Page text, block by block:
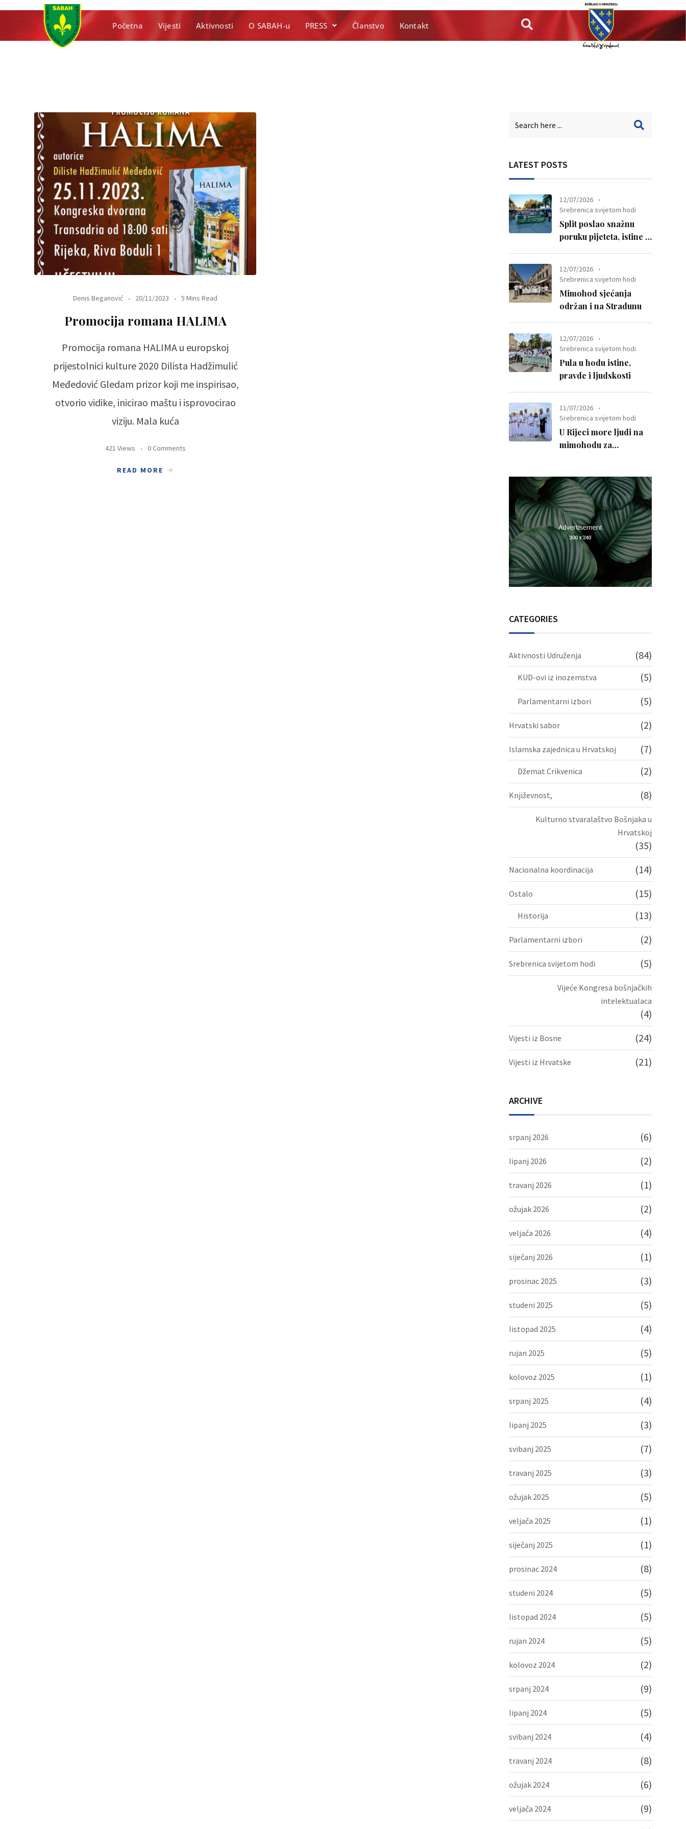
Početna Vijesti Aktivnosti O SABAH-u PRESS Članstvo Kontakt
Denis Beganović 20/11/2023 5 Mins Read
Promocija romana HALIMA
Promocija romana HALIMA u europskoj
prijestolnici kulture 2020 Dilista Hadžimulić
Međedović Gledam prizor koji me inspirisao,
otvorio vidike, inicirao maštu i isprovocirao
viziju. Mala kuća
421 Views 0 Comments
READ MORE
LATEST POSTS
12/07/2026
Srebrenica svijetom hodi
Split poslao snažnu
poruku pijeteta, istine i
12/07/2026
Srebrenica svijetom hodi
Mimohod sjećanja
održan i na Stradunu
12/07/2026
Srebrenica svijetom hodi
Pula u hodu istine,
pravde i ljudskosti
11/07/2026
Srebrenica svijetom hodi
U Rijeci more ljudi na
mimohodu za
CATEGORIES
Aktivnosti Udruženja (84)
KUD-ovi iz inozemstva (5)
Parlamentarni izbori (5)
Hrvatski sabor (2)
Islamska zajednica u Hrvatskoj (7)
Džemat Crikvenica (2)
Književnost, (8)
Kulturno stvaralaštvo Bošnjaka u
Hrvatskoj
(35)
Nacionalna koordinacija (14)
Ostalo (15)
Historija (13)
Parlamentarni izbori (2)
Srebrenica svijetom hodi (5)
Vijeće Kongresa bošnjačkih
intelektualaca
(4)
Vijesti iz Bosne (24)
Vijesti iz Hrvatske (21)
ARCHIVE
srpanj 2026 (6)
lipanj 2026 (2)
travanj 2026 (1)
ožujak 2026 (2)
veljača 2026 (4)
siječanj 2026 (1)
prosinac 2025 (3)
studeni 2025 (5)
listopad 2025 (4)
rujan 2025 (5)
kolovoz 2025 (1)
srpanj 2025 (4)
lipanj 2025 (3)
svibanj 2025 (7)
travanj 2025 (3)
ožujak 2025 (5)
veljača 2025 (1)
siječanj 2025 (1)
prosinac 2024 (8)
studeni 2024 (5)
listopad 2024 (5)
rujan 2024 (5)
kolovoz 2024 (2)
srpanj 2024 (9)
lipanj 2024 (5)
svibanj 2024 (4)
travanj 2024 (8)
ožujak 2024 (6)
veljača 2024 (9)